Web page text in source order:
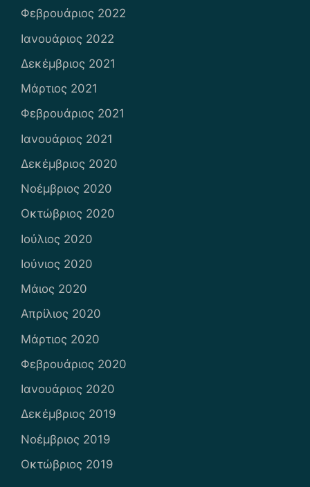
Φεβρουάριος 2022
Ιανουάριος 2022
Δεκέμβριος 2021
Μάρτιος 2021
Φεβρουάριος 2021
Ιανουάριος 2021
Δεκέμβριος 2020
Νοέμβριος 2020
Οκτώβριος 2020
Ιούλιος 2020
Ιούνιος 2020
Μάιος 2020
Απρίλιος 2020
Μάρτιος 2020
Φεβρουάριος 2020
Ιανουάριος 2020
Δεκέμβριος 2019
Νοέμβριος 2019
Οκτώβριος 2019